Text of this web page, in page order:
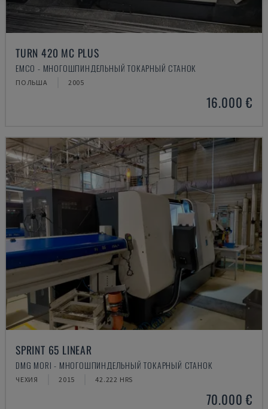
TURN 420 MC PLUS
EMCO - МНОГОШПИНДЕЛЬНЫЙ ТОКАРНЫЙ СТАНОК
ПОЛЬША 2005
16.000 €
SPRINT 65 LINEAR
DMG MORI - МНОГОШПИНДЕЛЬНЫЙ ТОКАРНЫЙ СТАНОК
ЧЕХИЯ 2015 42.222 HRS
70.000 €